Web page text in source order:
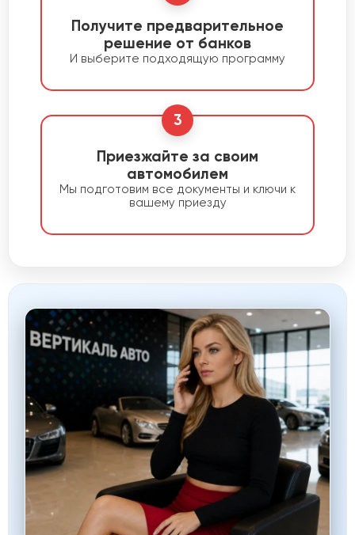
Получите предварительное
решение от банков
И выберите подходящую программу
3
Приезжайте за своим
автомобилем
Мы подготовим все документы и ключи к
вашему приезду